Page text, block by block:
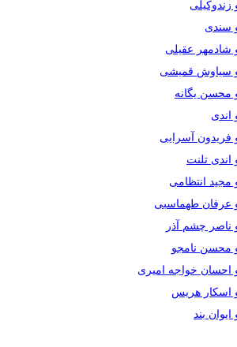
زندوکیلی
سندی
شادمهر عقیلی
سیاوش قمیشی
محسن یگانه
اندی
فریدون آسرایی
اندی تلنت
مجید انتظامی
عرفان طهماسبی
ناصر چشم آذر
محسن نامجو
احسان خواجه امیری
اسکار هریس
ایوان بند